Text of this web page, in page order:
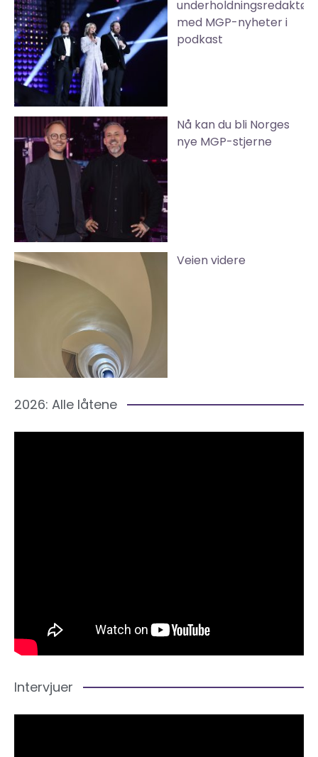
underholdningsredaktør
med MGP-nyheter i
podkast
Nå kan du bli Norges
nye MGP-stjerne
Veien videre
2026: Alle låtene
Intervjuer